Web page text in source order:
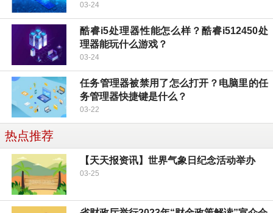
03-24
酷睿i5处理器性能怎么样？酷睿i512450处
理器能玩什么游戏？
03-24
任务管理器被禁用了怎么打开？电脑里的任
务管理器快捷键是什么？
03-22
热点推荐
【天天报资讯】世界气象日纪念活动举办
03-25